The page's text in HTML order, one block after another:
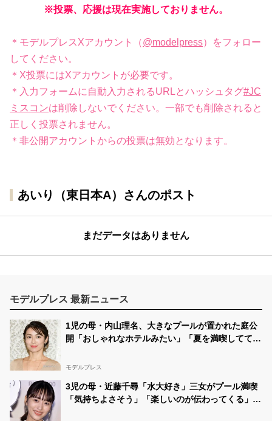
※投票、応援は現在実施しておりません。
＊モデルプレスXアカウント（@modelpress）をフォロー
してください。
＊X投票にはXアカウントが必要です。
＊入力フォームに自動入力されるURLとハッシュタグ#JC
ミスコンは削除しないでください。一部でも削除されると
正しく投票されません。
＊非公開アカウントからの投票は無効となります。
あいり（東日本A）さんのポスト
まだデータはありません
モデルプレス 最新ニュース
1児の母・内山理名、大きなプールが置かれた庭公
開「おしゃれなホテルみたい」「夏を満喫してて素
モデルプレス
3児の母・近藤千尋「水大好き」三女がプール満喫
「気持ちよさそう」「楽しいのが伝わってくる」の